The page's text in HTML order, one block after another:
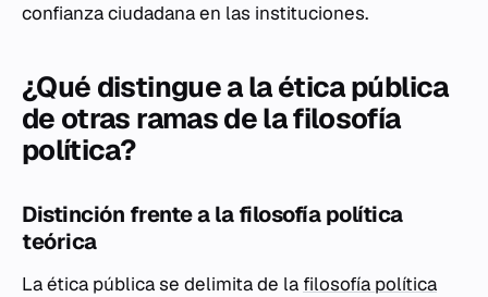
confianza ciudadana en las instituciones.
¿Qué distingue a la ética pública
de otras ramas de la filosofía
política?
Distinción frente a la filosofía política
teórica
La ética pública se delimita de la filosofía política